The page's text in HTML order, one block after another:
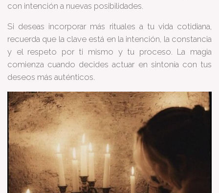
con intención a nuevas posibilidades.
Si deseas incorporar más rituales a tu vida cotidiana,
recuerda que la clave está en la intención, la constancia
y el respeto por ti mismo y tu proceso. La magia
comienza cuando decides actuar en sintonía con tus
deseos más auténticos.